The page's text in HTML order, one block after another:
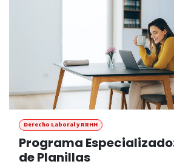
Derecho Laboral y RRHH
Programa
de Planillas